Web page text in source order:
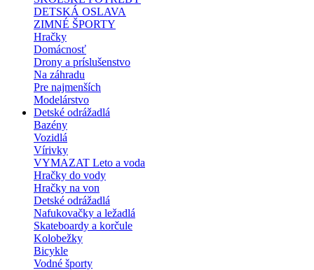
DETSKÁ OSLAVA
ZIMNÉ ŠPORTY
Hračky
Domácnosť
Drony a príslušenstvo
Na záhradu
Pre najmenších
Modelárstvo
Detské odrážadlá
Bazény
Vozidlá
Vírivky
VYMAZAT Leto a voda
Hračky do vody
Hračky na von
Detské odrážadlá
Nafukovačky a ležadlá
Skateboardy a korčule
Kolobežky
Bicykle
Vodné športy